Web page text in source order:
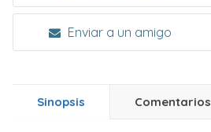
Enviar a un amigo
Sinopsis Comentarios